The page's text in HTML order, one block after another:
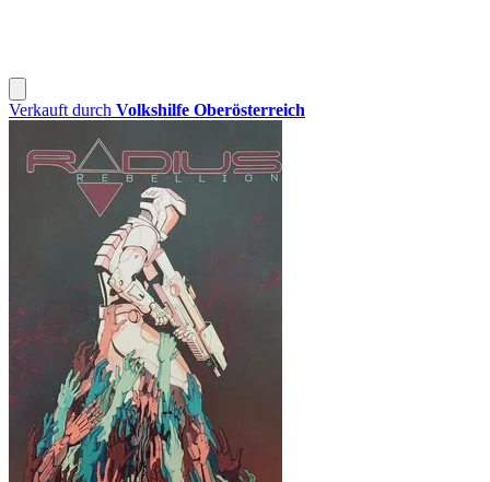
Verkauft durch Volkshilfe Oberösterreich